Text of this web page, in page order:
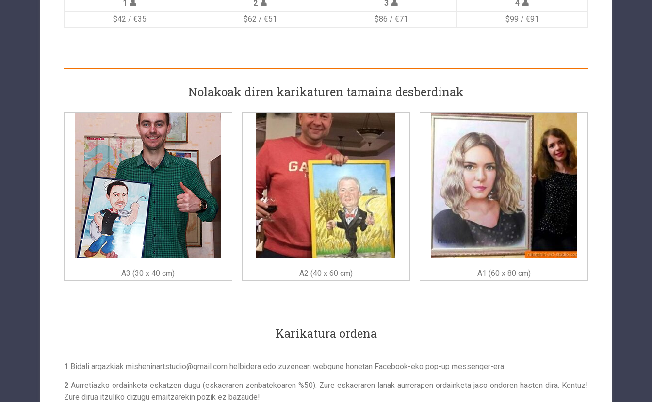
1 👤 2 👤 3 👤
4 👤
$42 / €35
$62 / €51 $86 / €71 $99 / €91
Nolakoak diren karikaturen tamaina desberdinak
A3 (30 x 40 cm) A2 (40 x 60 cm) A1 (60 x 80 cm)
Karikatura ordena
1 Bidali argazkiak misheninartstudio@gmail.com helbidera edo zuzenean webgune honetan Facebook-eko pop-up messenger-era.
2 Aurretiazko ordainketa eskatzen dugu (eskaeraren zenbatekoaren %50). Zure eskaeraren lanak aurrerapen ordainketa jaso ondoren hasten dira. Kontuz!
Zure dirua itzuliko dizugu emaitzarekin pozik ez bazaude!